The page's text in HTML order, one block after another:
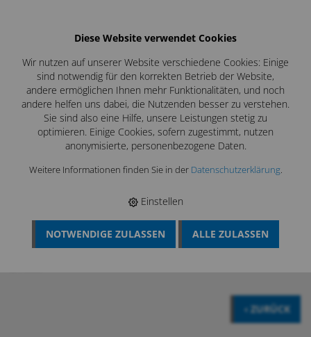
BÖSCH MRS › KAMIN UND KESSELREINIGUNG PUTZMAUS
‹ ZURÜCK
Diese Website verwendet Cookies
Wir nutzen auf unserer Website verschiedene Cookies: Einige
sind notwendig für den korrekten Betrieb der Website,
andere ermöglichen Ihnen mehr Funktionalitäten, und noch
andere helfen uns dabei, die Nutzenden besser zu verstehen.
Sie sind also eine Hilfe, unsere Leistungen stetig zu
optimieren. Einige Cookies, sofern zugestimmt, nutzen
anonymisierte, personenbezogene Daten.
Weitere Informationen finden Sie in der Datenschutzerklärung.
Einstellen
NOTWENDIGE ZULASSEN ALLE ZULASSEN